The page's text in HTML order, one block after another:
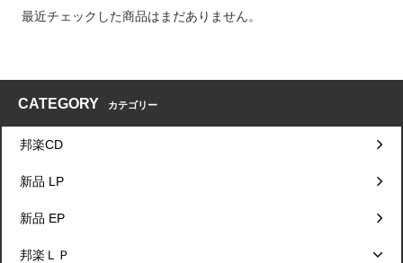
最近チェックした商品はまだありません。
CATEGORY カテゴリー
邦楽CD
新品 LP
新品 EP
邦楽ＬＰ